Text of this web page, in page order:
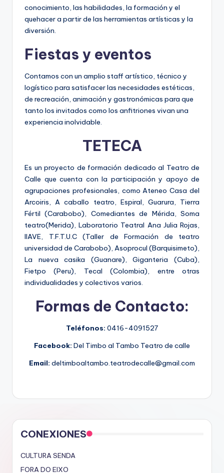
conocimiento, las habilidades, la formación y el
quehacer a partir de las herramientas artísticas y la
diversión.
Fiestas y eventos
Contamos con un amplio staff artístico, técnico y
logístico para satisfacer las necesidades estéticas,
de recreación, animación y gastronómicas para que
tanto los invitados como los anfitriones vivan una
experiencia inolvidable.
TETECA
Es un proyecto de formación dedicado al Teatro de
Calle que cuenta con la participación y apoyo de
agrupaciones profesionales, como Ateneo Casa del
Arcoiris, A caballo teatro, Espiral, Guarura, Tierra
Fértil (Carabobo), Comediantes de Mérida, Soma
teatro(Merida), Laboratorio Teatral Ana Julia Rojas,
IIAVE, T.F.T.U.C (Taller de Formación de teatro
universidad de Carabobo), Asoprocul (Barquisimeto),
La nueva casika (Guanare), Giganteria (Cuba),
Fietpo (Peru), Tecal (Colombia), entre otras
individualidades y colectivos varios.
Formas de Contacto:
Teléfonos: 0416-4091527
Facebook: Del Timbo al Tambo Teatro de calle
Email: deltimboaltambo.teatrodecalle@gmail.com
CONEXIONES
CULTURA SENDA
FORA DO EIXO